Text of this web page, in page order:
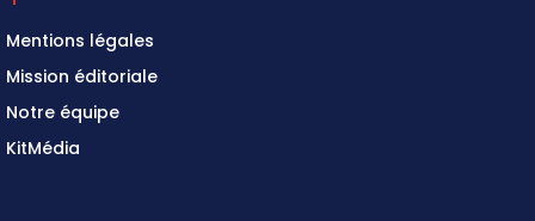
Mentions légales
Mission éditoriale
Notre équipe
KitMédia